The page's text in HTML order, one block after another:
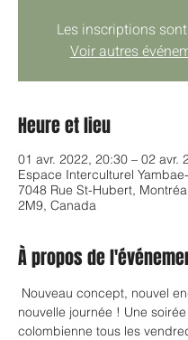
Les inscriptions
Voir autres
Heure et lieu
01 avr. 2022, 20:30 – 02 avr.
Espace Interculturel
7048 Rue St-Hubert,
2M9, Canada
À propos de
Nouveau concept, nouvel
nouvelle journée ! Une
colombienne tous les